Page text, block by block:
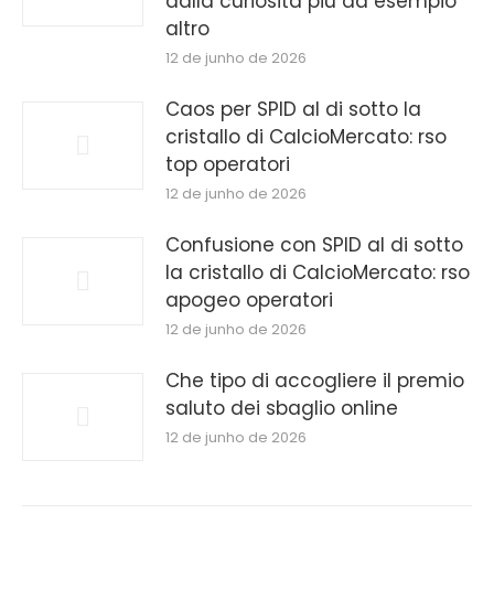
altro
12 de junho de 2026
Caos per SPID al di sotto la
cristallo di CalcioMercato: rso
top operatori
12 de junho de 2026
Confusione con SPID al di sotto
la cristallo di CalcioMercato: rso
apogeo operatori
12 de junho de 2026
Che tipo di accogliere il premio
saluto dei sbaglio online
12 de junho de 2026